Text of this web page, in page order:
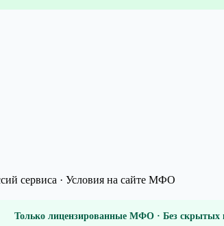
сервиса · Условия на сайте МФО
Только лицензированные МФО · Без скрытых